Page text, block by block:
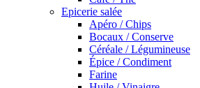
Epicerie salée
Apéro / Chips
Bocaux / Conserve
Céréale / Légumineuse
Épice / Condiment
Farine